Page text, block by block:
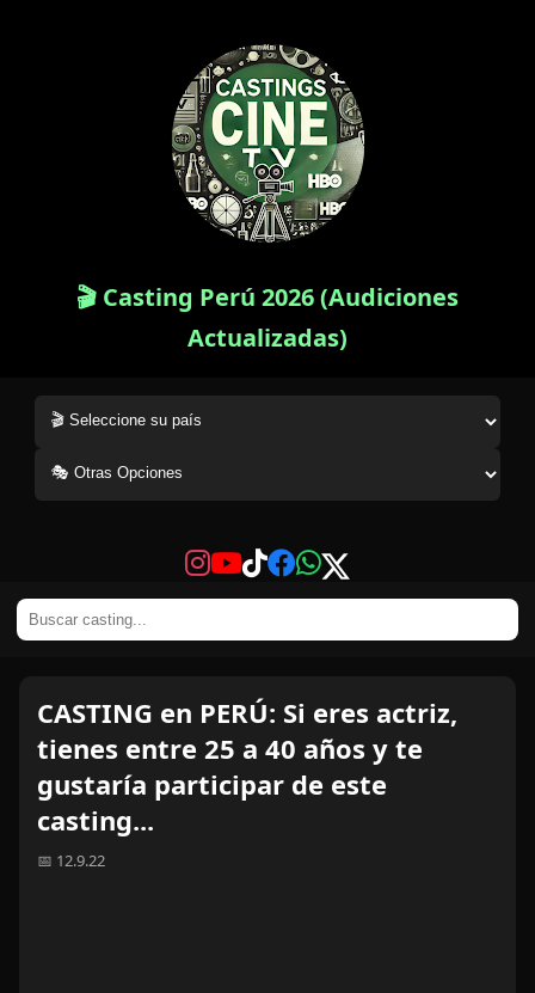
🎬 Casting Perú 2026 (Audiciones
Actualizadas)
CASTING en PERÚ: Si eres actriz,
tienes entre 25 a 40 años y te
gustaría participar de este
casting...
📅 12.9.22